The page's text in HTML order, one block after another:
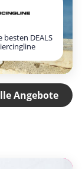
besten DEALS
Angebote